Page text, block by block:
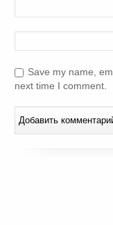
Save my name,
next time I comment.